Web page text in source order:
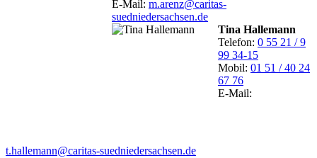
E-Mail: m.arenz@caritas-
suedniedersachsen.de
Tina Hallemann
Telefon: 0 55 21 / 9
99 34-15
Mobil: 01 51 / 40 24
67 76
E-Mail:
t.hallemann@caritas-suedniedersachsen.de